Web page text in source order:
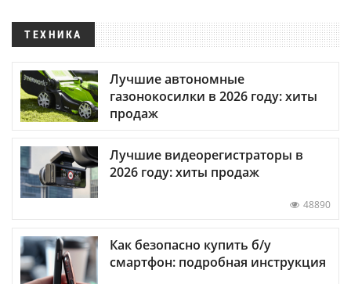
ТЕХНИКА
Лучшие автономные
газонокосилки в 2026 году: хиты
продаж
Лучшие видеорегистраторы в
2026 году: хиты продаж
48890
Как безопасно купить б/у
смартфон: подробная инструкция